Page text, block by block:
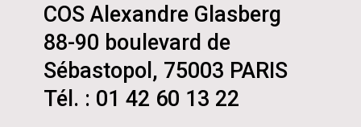
COS Alexandre Glasberg
88-90 boulevard de
Sébastopol, 75003 PARIS
Tél. : 01 42 60 13 22